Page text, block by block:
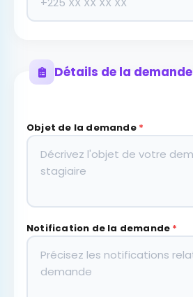
Détails de la demande
Objet de la demande *
Notification de la demande *